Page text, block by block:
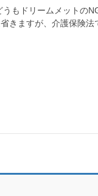
もドリームメットの
きますが、介護保険